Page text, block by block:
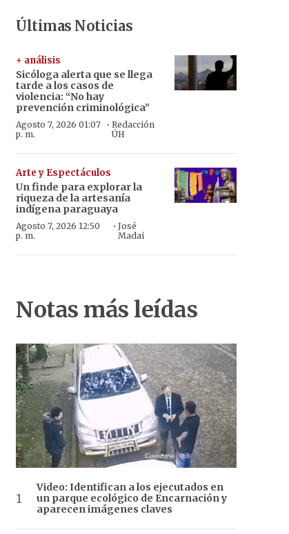
Últimas Noticias
+ análisis
Sicóloga alerta que se llega
tarde a los casos de
violencia: “No hay
prevención criminológica”
Agosto 7, 2026 01:07
p. m.
·Redacción
ÚH
Arte y Espectáculos
Un finde para explorar la
riqueza de la artesanía
indígena paraguaya
Agosto 7, 2026 12:50
p. m.
·José
Madai
Notas más leídas
Video: Identifican a los ejecutados en
un parque ecológico de Encarnación y
aparecen imágenes claves